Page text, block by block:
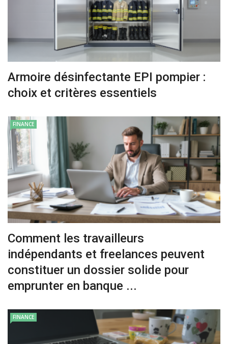
Armoire désinfectante EPI pompier :
choix et critères essentiels
FINANCE
Comment les travailleurs
indépendants et freelances peuvent
constituer un dossier solide pour
emprunter en banque ...
FINANCE